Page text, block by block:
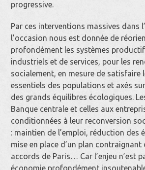
progressive.
Par ces interventions massives dans
l’occasion nous est donnée de
profondément les systèmes
industriels et de services, pour les
socialement, en mesure de satisfaire
essentiels des populations et axés
des grands équilibres écologiques.
Banque centrale et celles aux
conditionnées à leur reconversion
: maintien de l’emploi, réduction des
mise en place d’un plan contraignant
accords de Paris… Car l’enjeu n’est
économie profondément